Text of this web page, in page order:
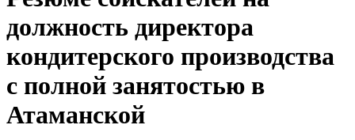
должность директора
кондитерского производства
с полной занятостью в
Атаманской